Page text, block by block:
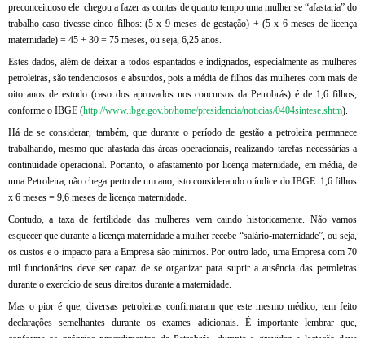
preconceituoso ele chegou a fazer as contas de quanto tempo uma mulher se “afastaria” do
trabalho caso tivesse cinco filhos: (5 x 9 meses de gestação) + (5 x 6 meses de licença
maternidade) = 45 + 30 = 75 meses, ou seja, 6,25 anos.
Estes dados, além de deixar a todos espantados e indignados, especialmente as mulheres
petroleiras, são tendenciosos e absurdos, pois a média de filhos das mulheres com mais de
oito anos de estudo (caso dos aprovados nos concursos da Petrobrás) é de 1,6 filhos,
conforme o IBGE (http://www.ibge.gov.br/home/presidencia/noticias/0404sintese.shtm).
Há de se considerar, também, que durante o período de gestão a petroleira permanece
trabalhando, mesmo que afastada das áreas operacionais, realizando tarefas necessárias a
continuidade operacional. Portanto, o afastamento por licença maternidade, em média, de
uma Petroleira, não chega perto de um ano, isto considerando o índice do IBGE: 1,6 filhos
x 6 meses = 9,6 meses de licença maternidade.
Contudo, a taxa de fertilidade das mulheres vem caindo historicamente. Não vamos
esquecer que durante a licença maternidade a mulher recebe “salário-maternidade”, ou seja,
os custos e o impacto para a Empresa são mínimos. Por outro lado, uma Empresa com 70
mil funcionários deve ser capaz de se organizar para suprir a ausência das petroleiras
durante o exercício de seus direitos durante a maternidade.
Mas o pior é que, diversas petroleiras confirmaram que este mesmo médico, tem feito
declarações semelhantes durante os exames adicionais. É importante lembrar que,